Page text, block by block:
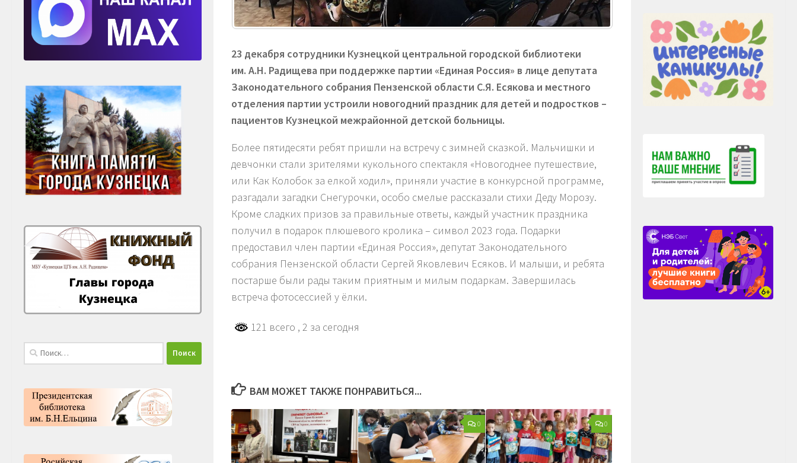
23 декабря сотрудники Кузнецкой центральной городской библиотеки
им. А.Н. Радищева при поддержке партии «Единая Россия» в лице депутата
Законодательного собрания Пензенской области С.Я. Есякова и местного
отделения партии устроили новогодний праздник для детей и подростков –
пациентов Кузнецкой межрайонной детской больницы.
Более пятидесяти ребят пришли на встречу с зимней сказкой. Мальчишки и
девчонки стали зрителями кукольного спектакля «Новогоднее путешествие,
или Как Колобок за елкой ходил», приняли участие в конкурсной программе,
разгадали загадки Снегурочки, особо смелые рассказали стихи Деду Морозу.
Кроме сладких призов за правильные ответы, каждый участник праздника
получил в подарок плюшевого кролика – символ 2023 года. Подарки
предоставил член партии «Единая Россия», депутат Законодательного
собрания Пензенской области Сергей Яковлевич Есяков. И малыши, и ребята
постарше были рады таким приятным и милым подаркам. Завершилась
встреча фотосессией у ёлки.
121 всего , 2 за сегодня
ВАМ МОЖЕТ ТАКЖЕ ПОНРАВИТЬСЯ...
0 0
Найти: